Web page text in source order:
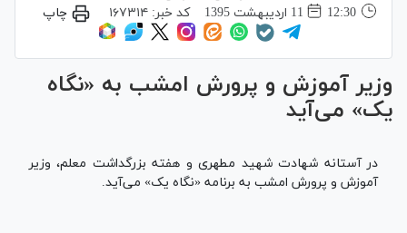
12:30
11 ارديبهشت 1395 کد خبر:۱۶۷۳۱۴ چاپ
وزیر آموزش و پرورش امشب به «نگاه
یک» می‌آید
در آستانه شهادت شهید مطهری و هفته بزرگداشت معلم، وزیر
آموزش و پرورش امشب به برنامه «نگاه یک» می‌آید.